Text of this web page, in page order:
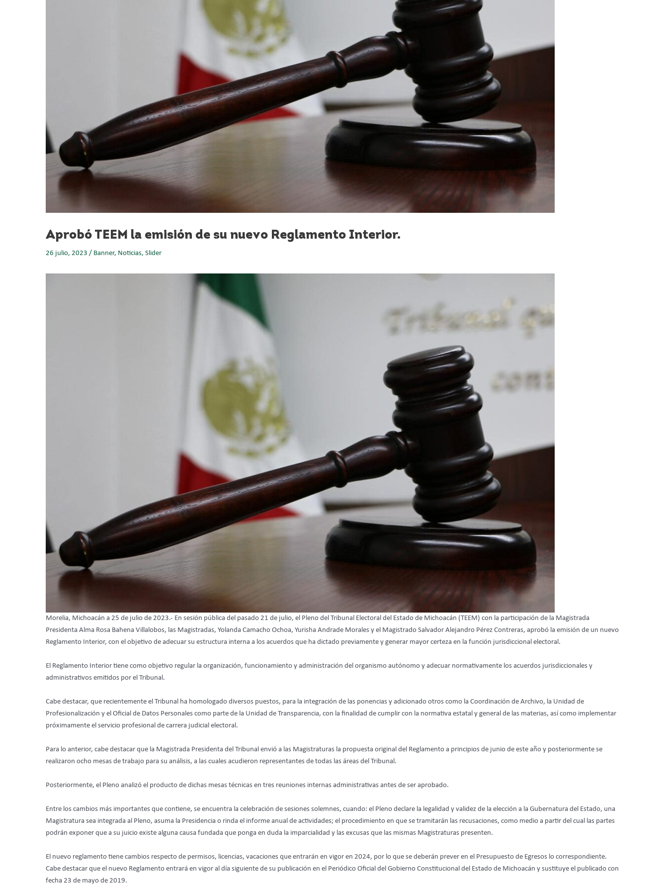
Aprobó TEEM la emisión de su nuevo Reglamento Interior.
26 julio, 2023 / Banner, Noticias, Slider
Morelia, Michoacán a 25 de julio de 2023.- En sesión pública del pasado 21 de julio, el Pleno del Tribunal Electoral del Estado de Michoacán (TEEM) con la participación de la Magistrada
Presidenta Alma Rosa Bahena Villalobos, las Magistradas, Yolanda Camacho Ochoa, Yurisha Andrade Morales y el Magistrado Salvador Alejandro Pérez Contreras, aprobó la emisión de un nuevo
Reglamento Interior, con el objetivo de adecuar su estructura interna a los acuerdos que ha dictado previamente y generar mayor certeza en la función jurisdiccional electoral.
El Reglamento Interior tiene como objetivo regular la organización, funcionamiento y administración del organismo autónomo y adecuar normativamente los acuerdos jurisdiccionales y
administrativos emitidos por el Tribunal.
Cabe destacar, que recientemente el Tribunal ha homologado diversos puestos, para la integración de las ponencias y adicionado otros como la Coordinación de Archivo, la Unidad de
Profesionalización y el Oficial de Datos Personales como parte de la Unidad de Transparencia, con la finalidad de cumplir con la normativa estatal y general de las materias, así como implementar
próximamente el servicio profesional de carrera judicial electoral.
Para lo anterior, cabe destacar que la Magistrada Presidenta del Tribunal envió a las Magistraturas la propuesta original del Reglamento a principios de junio de este año y posteriormente se
realizaron ocho mesas de trabajo para su análisis, a las cuales acudieron representantes de todas las áreas del Tribunal.
Posteriormente, el Pleno analizó el producto de dichas mesas técnicas en tres reuniones internas administrativas antes de ser aprobado.
Entre los cambios más importantes que contiene, se encuentra la celebración de sesiones solemnes, cuando: el Pleno declare la legalidad y validez de la elección a la Gubernatura del Estado, una
Magistratura sea integrada al Pleno, asuma la Presidencia o rinda el informe anual de actividades; el procedimiento en que se tramitarán las recusaciones, como medio a partir del cual las partes
podrán exponer que a su juicio existe alguna causa fundada que ponga en duda la imparcialidad y las excusas que las mismas Magistraturas presenten.
El nuevo reglamento tiene cambios respecto de permisos, licencias, vacaciones que entrarán en vigor en 2024, por lo que se deberán prever en el Presupuesto de Egresos lo correspondiente.
Cabe destacar que el nuevo Reglamento entrará en vigor al día siguiente de su publicación en el Periódico Oficial del Gobierno Constitucional del Estado de Michoacán y sustituye el publicado con
fecha 23 de mayo de 2019.